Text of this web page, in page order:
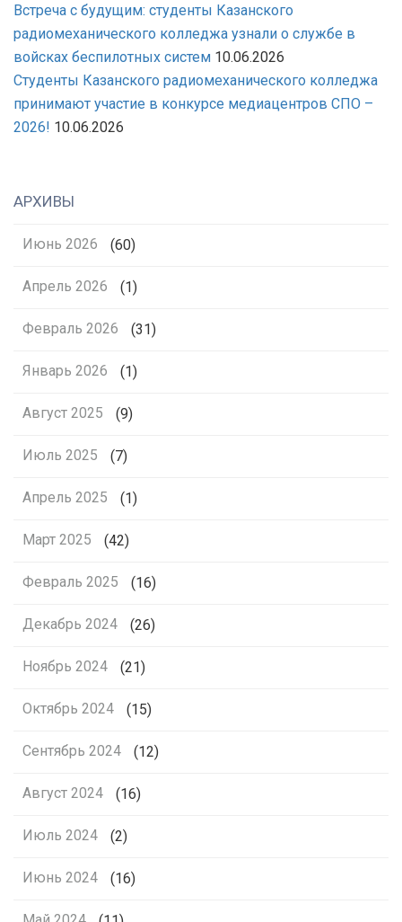
Встреча с будущим: студенты Казанского
радиомеханического колледжа узнали о службе в
войсках беспилотных систем 10.06.2026
Студенты Казанского радиомеханического колледжа
принимают участие в конкурсе медиацентров СПО –
2026! 10.06.2026
АРХИВЫ
Июнь 2026 (60)
Апрель 2026 (1)
Февраль 2026 (31)
Январь 2026 (1)
Август 2025 (9)
Июль 2025 (7)
Апрель 2025 (1)
Март 2025 (42)
Февраль 2025 (16)
Декабрь 2024 (26)
Ноябрь 2024 (21)
Октябрь 2024 (15)
Сентябрь 2024 (12)
Август 2024 (16)
Июль 2024 (2)
Июнь 2024 (16)